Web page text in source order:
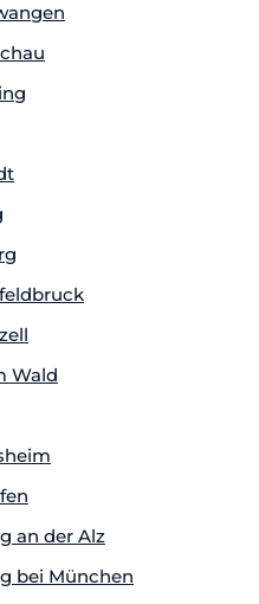
Wald
an der Alz
bei München